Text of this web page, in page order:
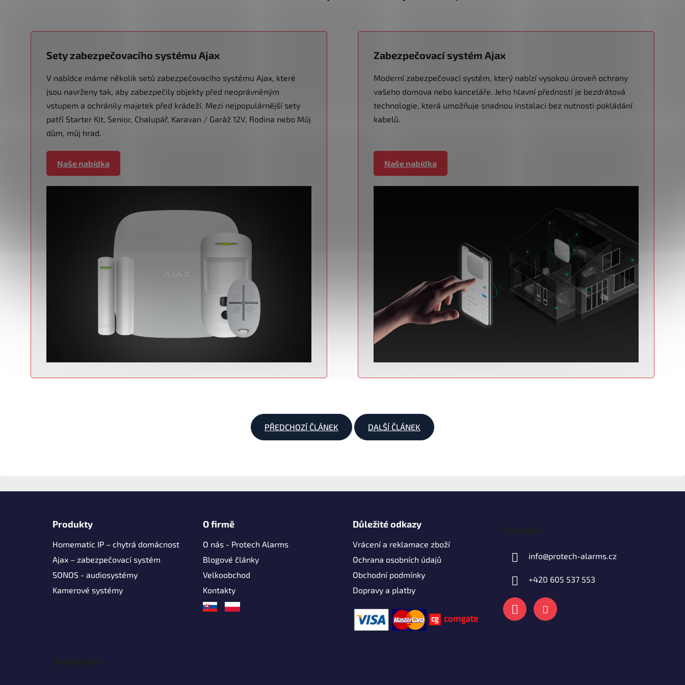
Sety zabezpečovacího systému Ajax
V nabídce máme několik setů zabezpečovacího systému Ajax, které
jsou navrženy tak, aby zabezpečily objekty před neoprávněným
vstupem a ochránily majetek před krádeží. Mezi nejpopulárnější sety
patří Starter Kit, Senior, Chalupář, Karavan / Garáž 12V, Rodina nebo Můj
dům, můj hrad.
Naše nabídka
Zabezpečovací systém Ajax
Moderní zabezpečovací systém, který nabízí vysokou úroveň ochrany
vašeho domova nebo kanceláře. Jeho hlavní předností je bezdrátová
technologie, která umožňuje snadnou instalaci bez nutnosti pokládání
kabelů.
Naše nabídka
PŘEDCHOZÍ ČLÁNEK DALŠÍ ČLÁNEK
Produkty
Homematic IP – chytrá domácnost
Ajax – zabezpečovací systém
SONOS - audiosystémy
Kamerové systémy
O firmě
O nás - Protech Alarms
Blogové články
Velkoobchod
Kontakty
Důležité odkazy
Vrácení a reklamace zboží
Ochrana osobních údajů
Obchodní podmínky
Dopravy a platby
Kontakt
info@protech-alarms.cz
+420 605 537 553
Instagram